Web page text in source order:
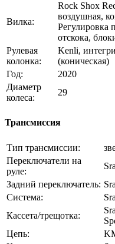
Вилка:
Rock Shox
воздушная,
Регулировка
отскока,
Рулевая
колонка:
Kenli,
(коническая)
Год:
2020
Диаметр
колеса:
29
Трансмиссия
Тип трансмиссии:
Переключатели на
руле:
Задний переключатель:
Система:
Кассета/трещотка:
Цепь: